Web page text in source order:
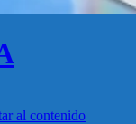
al contenido